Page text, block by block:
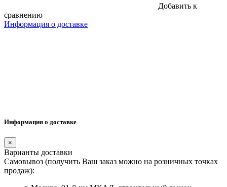
Добавить к
сравнению
Информация о доставке
Информация о доставке
×
Варианты доставки
Самовывоз (получить Ваш заказ можно на розничных точках
продаж):